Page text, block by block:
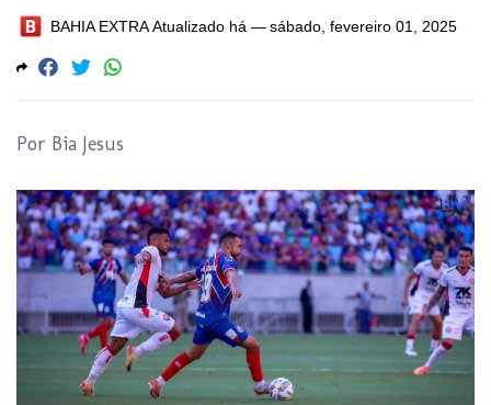
BAHIA EXTRAAtualizado há —sábado, fevereiro 01, 2025
Por Bia Jesus